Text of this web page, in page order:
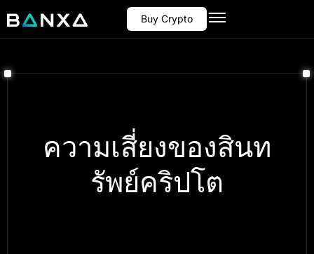
Buy Crypto
ความเสี่ยงของสินท
รัพย์คริปโต